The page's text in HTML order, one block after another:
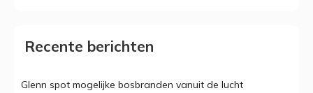
Recente berichten
Glenn spot mogelijke bosbranden vanuit de lucht